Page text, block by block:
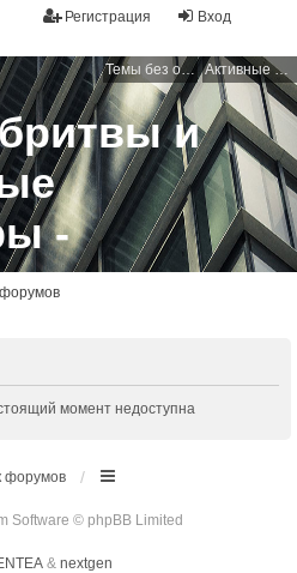
Вход
Регистрация
Темы без ответов Активные темы
и
-
момент недоступна
форумов
Software © phpBB Limited
& nextgen